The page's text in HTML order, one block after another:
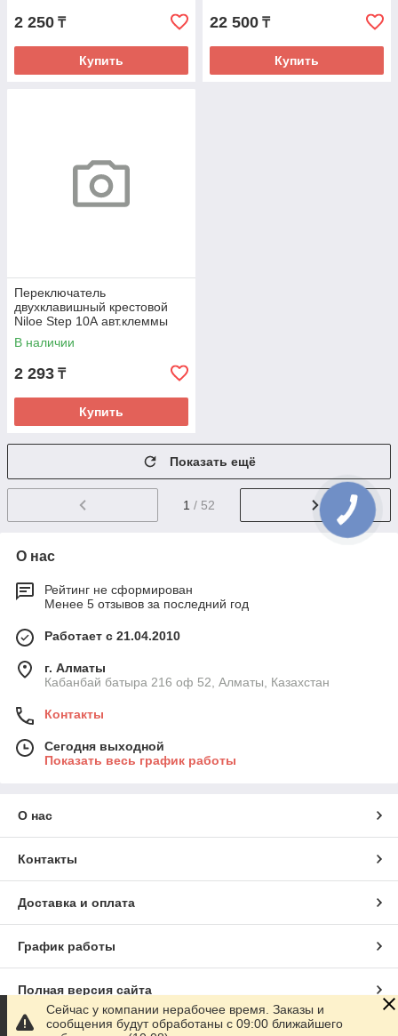
2 250 ₸
Купить
22 500 ₸
Купить
Переключатель
двухклавишный крестовой
Niloe Step 10А авт.клеммы
Чёрный new
В наличии
2 293 ₸
Купить
Показать ещё
1 / 52
О нас
Рейтинг не сформирован
Менее 5 отзывов за последний год
Работает с 21.04.2010
г. Алматы
Кабанбай батыра 216 оф 52, Алматы, Казахстан
Контакты
Сегодня выходной
Показать весь график работы
О нас
Контакты
Доставка и оплата
График работы
Полная версия сайта
Сейчас у компании нерабочее время. Заказы и
сообщения будут обработаны с 09:00 ближайшего